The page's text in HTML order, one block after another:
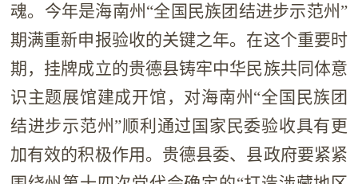
魂。今年是海南州“全国民族团结进步示范州”
期满重新申报验收的关键之年。在这个重要时
期，挂牌成立的贵德县铸牢中华民族共同体意
识主题展馆建成开馆，对海南州“全国民族团
结进步示范州”顺利通过国家民委验收具有更
加有效的积极作用。贵德县委、县政府要紧紧